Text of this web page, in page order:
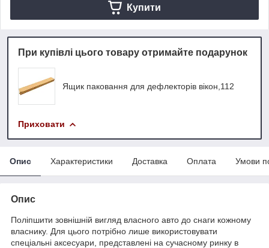
Купити
При купівлі цього товару отримайте подарунок
Ящик паковання для дефлекторів вікон,112
Приховати
Опис Характеристики Доставка Оплата Умови
Опис
Поліпшити зовнішній вигляд власного авто до снаги кожному
власнику. Для цього потрібно лише використовувати
спеціальні аксесуари, представлені на сучасному ринку в